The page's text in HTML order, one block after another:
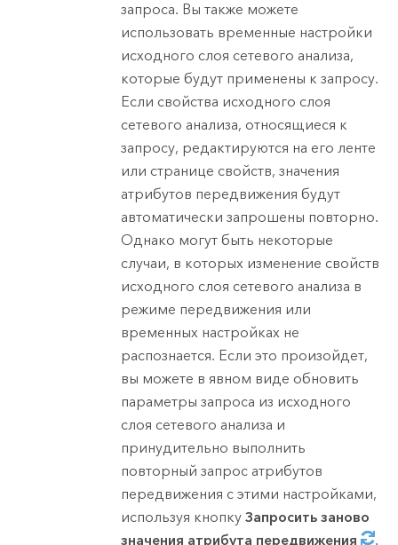
запроса. Вы также можете
использовать временные настройки
исходного слоя сетевого анализа,
которые будут применены к запросу.
Если свойства исходного слоя
сетевого анализа, относящиеся к
запросу, редактируются на его ленте
или странице свойств, значения
атрибутов передвижения будут
автоматически запрошены повторно.
Однако могут быть некоторые
случаи, в которых изменение свойств
исходного слоя сетевого анализа в
режиме передвижения или
временных настройках не
распознается. Если это произойдет,
вы можете в явном виде обновить
параметры запроса из исходного
слоя сетевого анализа и
принудительно выполнить
повторный запрос атрибутов
передвижения с этими настройками,
используя кнопку Запросить заново
значения атрибута передвижения
.